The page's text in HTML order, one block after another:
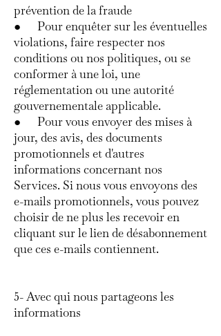
prévention de la fraude
● Pour enquêter sur les éventuelles
violations, faire respecter nos
conditions ou nos politiques, ou se
conformer à une loi, une
réglementation ou une autorité
gouvernementale applicable.
● Pour vous envoyer des mises à
jour, des avis, des documents
promotionnels et d'autres
informations concernant nos
Services. Si nous vous envoyons des
e-mails promotionnels, vous pouvez
choisir de ne plus les recevoir en
cliquant sur le lien de désabonnement
que ces e-mails contiennent.
5- Avec qui nous partageons les
informations